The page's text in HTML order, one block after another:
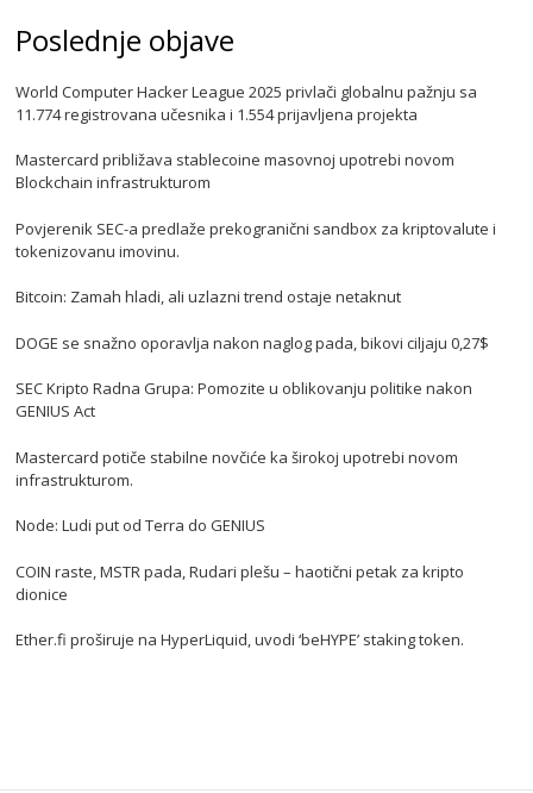
Poslednje objave
World Computer Hacker League 2025 privlači globalnu pažnju sa
11.774 registrovana učesnika i 1.554 prijavljena projekta
Mastercard približava stablecoine masovnoj upotrebi novom
Blockchain infrastrukturom
Povjerenik SEC-a predlaže prekogranični sandbox za kriptovalute i
tokenizovanu imovinu.
Bitcoin: Zamah hladi, ali uzlazni trend ostaje netaknut
DOGE se snažno oporavlja nakon naglog pada, bikovi ciljaju 0,27$
SEC Kripto Radna Grupa: Pomozite u oblikovanju politike nakon
GENIUS Act
Mastercard potiče stabilne novčiće ka širokoj upotrebi novom
infrastrukturom.
Node: Ludi put od Terra do GENIUS
COIN raste, MSTR pada, Rudari plešu – haotični petak za kripto
dionice
Ether.fi proširuje na HyperLiquid, uvodi ‘beHYPE’ staking token.